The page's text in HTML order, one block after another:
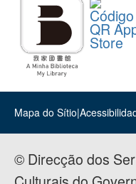
Mapa do Sítio|
© Direcção dos